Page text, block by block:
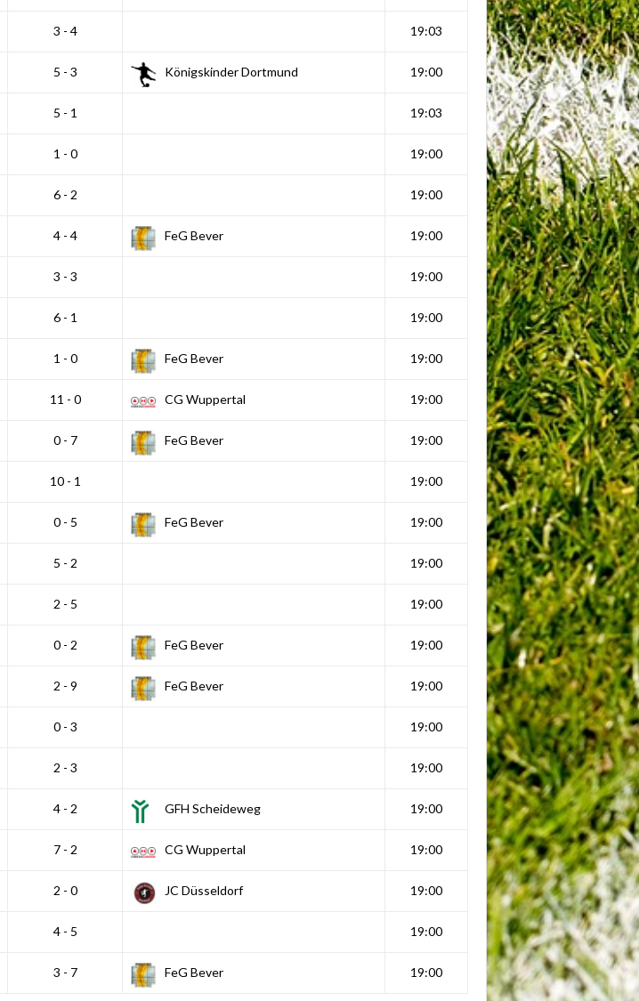
3 - 4 19:03
5 - 3 Königskinder Dortmund 19:00
5 - 1 19:03
1 - 0 19:00
6 - 2 19:00
4 - 4 FeG Bever 19:00
3 - 3 19:00
6 - 1 19:00
1 - 0 FeG Bever 19:00
11 - 0 CG Wuppertal 19:00
0 - 7 FeG Bever 19:00
10 - 1 19:00
0 - 5 FeG Bever 19:00
5 - 2 19:00
2 - 5 19:00
0 - 2 FeG Bever 19:00
2 - 9 FeG Bever 19:00
0 - 3 19:00
2 - 3 19:00
4 - 2 GFH Scheideweg 19:00
7 - 2 CG Wuppertal 19:00
2 - 0 JC Düsseldorf 19:00
4 - 5 19:00
3 - 7 FeG Bever 19:00